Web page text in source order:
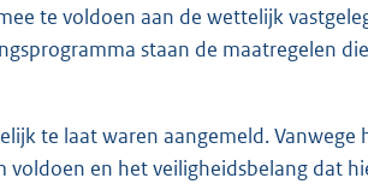
te voldoen aan de wettelijk
staan de maatregelen
te laat waren aangemeld. Vanwege
en het veiligheidsbelang dat